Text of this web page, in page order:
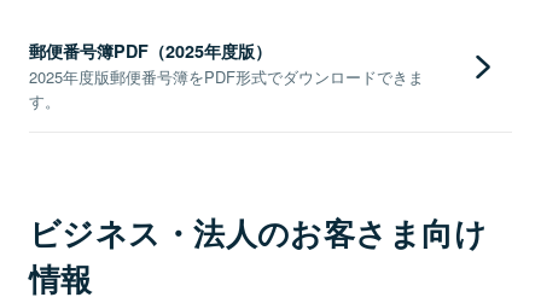
郵便番号簿PDF（2025年度版）
2025年度版郵便番号簿をPDF形式でダウンロードできま
す。
ビジネス・法人のお客さま向け
情報